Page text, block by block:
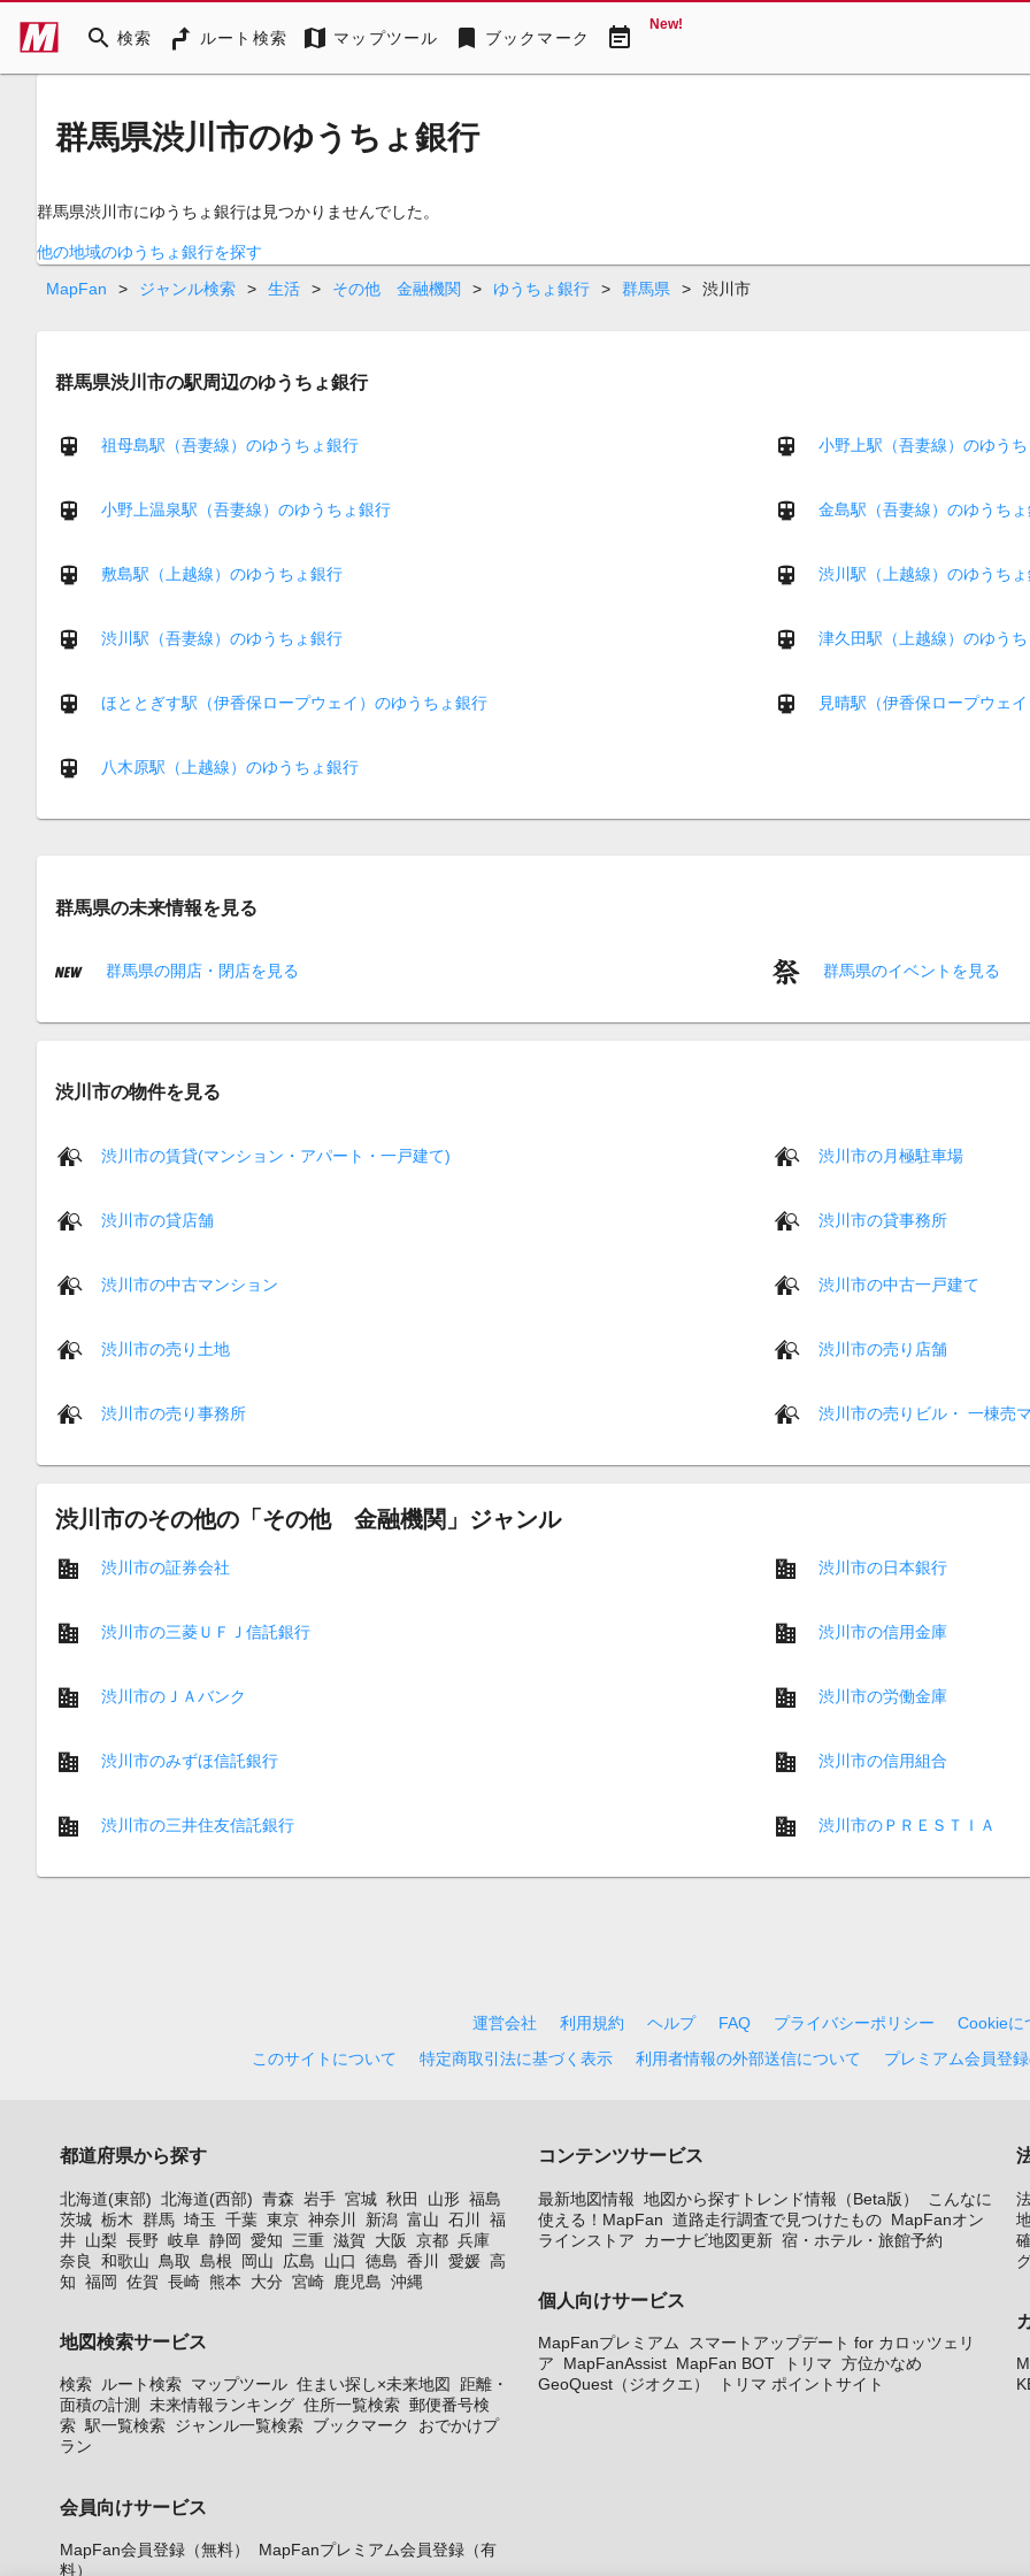
search 検索 ルート検索 map マップツール bookmark ブックマーク event_note New!
群馬県渋川市のゆうちょ銀行
群馬県渋川市にゆうちょ銀行は見つかりませんでした。
他の地域のゆうちょ銀行を探す
MapFan
> ジャンル検索 > 生活 > その他 金融機関 > ゆうちょ銀行 > 群馬県 > 渋川市
群馬県渋川市の駅周辺のゆうちょ銀行
祖母島駅（吾妻線）のゆうちょ銀行 小野上駅（吾妻線）のゆう
小野上温泉駅（吾妻線）のゆうちょ銀行 金島駅（吾妻線）のゆうち
敷島駅（上越線）のゆうちょ銀行 渋川駅（上越線）のゆうち
渋川駅（吾妻線）のゆうちょ銀行 津久田駅（上越線）のゆう
ほととぎす駅（伊香保ロープウェイ）のゆうちょ銀行 見晴駅（伊香保ロープウェ
八木原駅（上越線）のゆうちょ銀行
群馬県の未来情報を見る
群馬県の開店・閉店を見る 群馬県のイベントを見る
渋川市の物件を見る
渋川市の賃貸(マンション・アパート・一戸建て) 渋川市の月極駐車場
渋川市の貸店舗 渋川市の貸事務所
渋川市の中古マンション 渋川市の中古一戸建て
渋川市の売り土地 渋川市の売り店舗
渋川市の売り事務所 渋川市の売りビル・ 一棟売
渋川市のその他の「その他 金融機関」ジャンル
渋川市の証券会社 渋川市の日本銀行
渋川市の三菱ＵＦＪ信託銀行 渋川市の信用金庫
渋川市のＪＡバンク 渋川市の労働金庫
渋川市のみずほ信託銀行 渋川市の信用組合
渋川市の三井住友信託銀行 渋川市のＰＲＥＳＴＩＡ
運営会社 利用規約 ヘルプ FAQ プライバシーポリシー
Cookieに
このサイトについて
特定商取引法に基づく表示 利用者情報の外部送信について プレミアム会員登
都道府県から探す
北海道(東部) 北海道(西部) 青森 岩手 宮城 秋田 山形 福島
茨城 栃木 群馬 埼玉 千葉 東京 神奈川 新潟 富山 石川
福
井 山梨 長野 岐阜 静岡 愛知 三重 滋賀 大阪 京都 兵庫
奈良
和歌山 鳥取 島根 岡山 広島 山口 徳島 香川 愛媛 高
知 福岡 佐賀 長崎 熊本 大分 宮崎 鹿児島 沖縄
地図検索サービス
検索 ルート検索 マップツール 住まい探し×未来地図
距離・
面積の計測
未来情報ランキング 住所一覧検索 郵便番号検
索 駅一覧検索 ジャンル一覧検索 ブックマーク
おでかけプ
ラン
会員向けサービス
MapFan会員登録（無料）
MapFanプレミアム会員登録（有
料）
コンテンツサービス
最新地図情報 地図から探すトレンド情報（Beta版）
こんなに
使える！MapFan 道路走行調査で見つけたもの MapFanオン
ラインストア
カーナビ地図更新 宿・ホテル・旅館予約
個人向けサービス
MapFanプレミアム
スマートアップデート for カロッツェリ
ア
MapFanAssist MapFan BOT トリマ 方位かなめ
GeoQuest（ジオクエ）
トリマ ポイントサイト